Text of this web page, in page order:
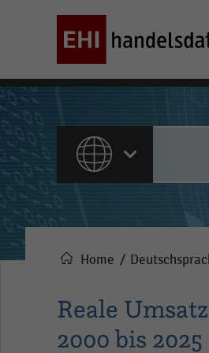
ALLE INHALTE
Pfadnavigation
Home
Reale
2000 bis